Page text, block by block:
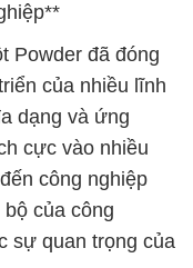
Powder đã đóng
của nhiều lĩnh
dạng và ứng
cực vào nhiều
công nghiệp
của công
sự quan trọng của